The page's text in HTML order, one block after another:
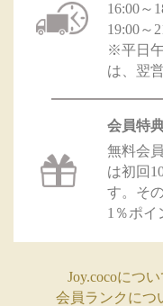
16:00～
19:00～
※平日
は、翌
会員特
無料会
は初回
す。そ
1％ポイ
Joy.cocoについ
会員ランクにつ